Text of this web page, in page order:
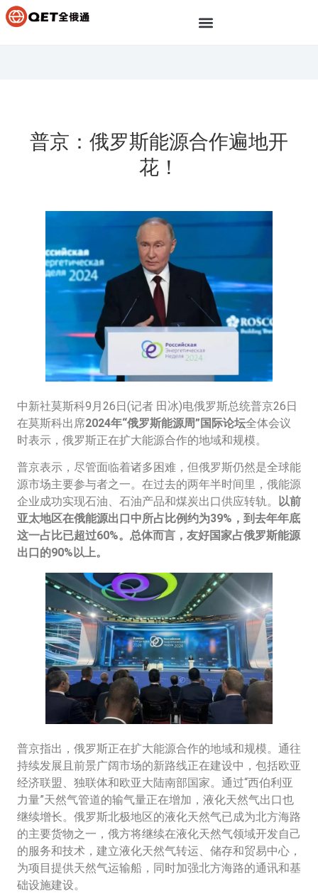
普京：俄罗斯能源合作遍地开
花！
中新社莫斯科9月26日(记者 田冰)电俄罗斯总统普京26日
在莫斯科出席2024年“俄罗斯能源周”国际论坛全体会议
时表示，俄罗斯正在扩大能源合作的地域和规模。
普京表示，尽管面临着诸多困难，但俄罗斯仍然是全球能
源市场主要参与者之一。在过去的两年半时间里，俄能源
企业成功实现石油、石油产品和煤炭出口供应转轨。
以前
亚太地区在俄能源出口中所占比例约为39%，到去年年底
这一占比已超过60%。总体而言，友好国家占俄罗斯能源
出口的90%以上。
普京指出，俄罗斯正在扩大能源合作的地域和规模。通往
持续发展且前景广阔市场的新路线正在建设中，包括欧亚
经济联盟、独联体和欧亚大陆南部国家。通过“西伯利亚
力量”天然气管道的输气量正在增加，液化天然气出口也
继续增长。俄罗斯北极地区的液化天然气已成为北方海路
的主要货物之一，俄方将继续在液化天然气领域开发自己
的服务和技术，建立液化天然气转运、储存和贸易中心，
为项目提供天然气运输船，同时加强北方海路的通讯和基
础设施建设。